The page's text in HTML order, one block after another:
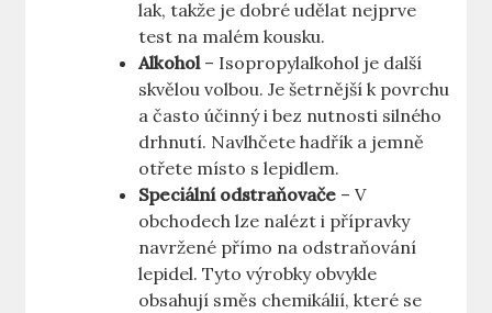
lak, takže je dobré udělat nejprve
test na malém kousku.
Alkohol– Isopropylalkohol je další
skvělou volbou. ‍Je šetrnější k povrchu
a často účinný⁣ i bez nutnosti silného
drhnutí. Navlhčete hadřík a ⁤jemně
otřete místo s lepidlem.
Speciální odstraňovače – V
⁢obchodech lze nalézt i přípravky
⁣navržené přímo na odstraňování
lepidel. Tyto výrobky obvykle
obsahují směs chemikálií, které se